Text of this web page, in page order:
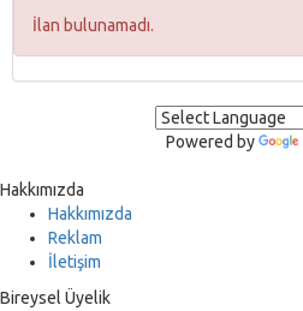
İlan bulunamadı.
Powered by
Hakkımızda
Hakkımızda
Reklam
İletişim
Bireysel Üyelik